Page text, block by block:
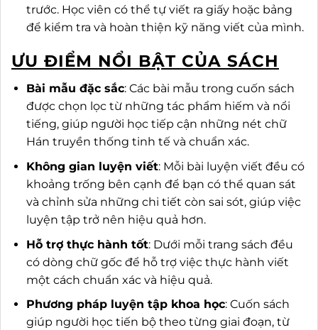
trước. Học viên có thể tự viết ra giấy hoặc bảng
để kiểm tra và hoàn thiện kỹ năng viết của mình.
ƯU ĐIỂM NỔI BẬT CỦA SÁCH
Bài mẫu đặc sắc: Các bài mẫu trong cuốn sách
được chọn lọc từ những tác phẩm hiếm và nổi
tiếng, giúp người học tiếp cận những nét chữ
Hán truyền thống tinh tế và chuẩn xác.
Không gian luyện viết: Mỗi bài luyện viết đều có
khoảng trống bên cạnh để bạn có thể quan sát
và chỉnh sửa những chi tiết còn sai sót, giúp việc
luyện tập trở nên hiệu quả hơn.
Hỗ trợ thực hành tốt: Dưới mỗi trang sách đều
có dòng chữ gốc để hỗ trợ việc thực hành viết
một cách chuẩn xác và hiệu quả.
Phương pháp luyện tập khoa học: Cuốn sách
giúp người học tiến bộ theo từng giai đoạn, từ